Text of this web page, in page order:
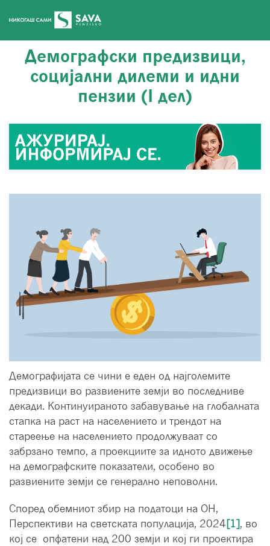
Демографски предизвици,
социјални дилеми и идни
пензии (I дел)
Демографијата се чини е еден од најголемите
предизвици во развиените земји во последниве
декади. Континуираното забавување на глобалната
стапка на раст на населението и трендот на
стареење на населението продолжуваат со
забрзано темпо, а проекциите за идното движење
на демографските показатели, особено во
развиените земји се генерално неповолни.
Според обемниот збир на податоци на ОН,
Перспективи на светската популација, 2024[1], во
кој се опфатени над 200 земји и кој ги проектира